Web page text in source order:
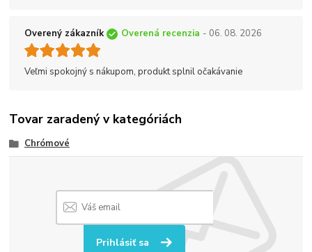
Overený zákazník Overená recenzia - 06. 08. 2026
Veľmi spokojný s nákupom, produkt splnil očakávanie
Tovar zaradený v kategóriách
Chrómové
Prihlásiť sa